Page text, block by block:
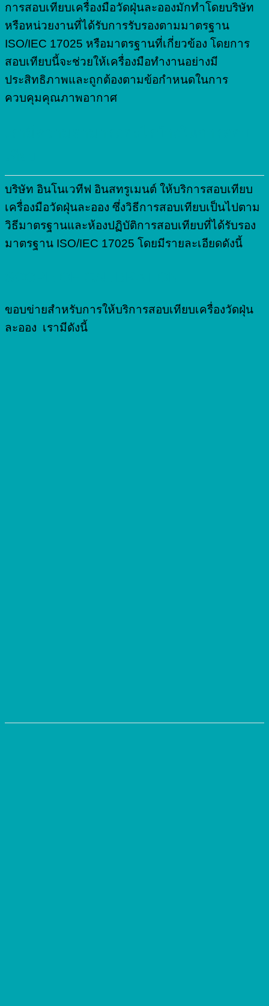
การสอบเทียบเครื่องมือวัดฝุ่นละอองมักทำโดยบริษัท
หรือหน่วยงานที่ได้รับการรับรองตามมาตรฐาน
ISO/IEC 17025 หรือมาตรฐานที่เกี่ยวข้อง โดยการ
สอบเทียบนี้จะช่วยให้เครื่องมือทำงานอย่างมี
ประสิทธิภาพและถูกต้องตามข้อกำหนดในการ
ควบคุมคุณภาพอากาศ
บริษัท อินโนเวทีฟ อินสทรูเมนต์ ให้บริการสอบเทียบ
เครื่องมือวัดฝุ่นละออง ซึ่งวิธีการสอบเทียบเป็นไปตาม
วิธีมาตรฐานและห้องปฏิบัติการสอบเทียบที่ได้รับรอง
มาตรฐาน ISO/IEC 17025 โดยมีรายละเอียดดังนี้
ขอบข่ายสำหรับการให้บริการสอบเทียบเครื่องวัดฝุ่น
ละออง เรามีดังนี้